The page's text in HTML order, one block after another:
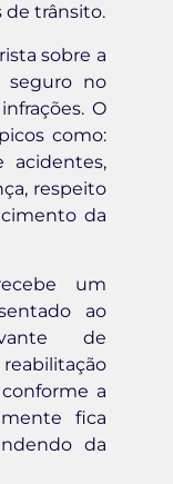
trânsito.
sobre a
seguro no
O
como:
acidentes,
respeito
da
um
ao
de
reabilitação
a
fica
da